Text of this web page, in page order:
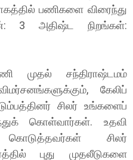
பணிகளை விரைந்து
3 அதிஷ்ட நிறங்கள்:
சந்திராஷ்டமம்
கேலிப்
சிலர் உங்களைப்
கொள்வார்கள். உதவி
சிலர்
புது முதலீடுகளை